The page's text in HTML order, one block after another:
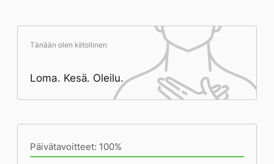
Tänään olen kiitollinen
Loma. Kesä. Oleilu.
Päivätavoitteet: 100%